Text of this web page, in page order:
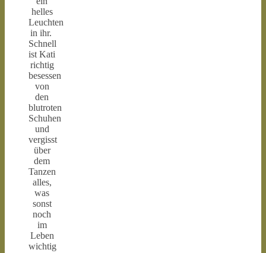
helles
Leuchten
in ihr.
Schnell
ist Kati
richtig
besessen
von
den
blutroten
Schuhen
und
vergisst
über
dem
Tanzen
alles,
was
sonst
noch
im
Leben
wichtig